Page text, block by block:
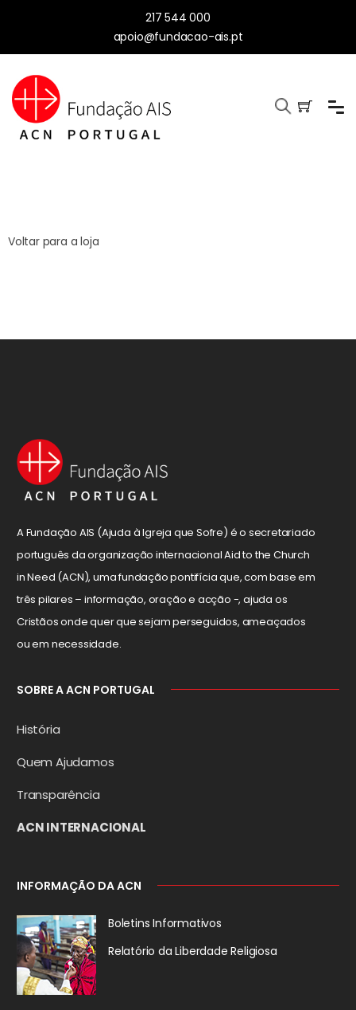
217 544 000
apoio@fundacao-ais.pt
Voltar para a loja
A Fundação AIS (Ajuda à Igreja que Sofre) é o secretariado
português da organização internacional Aid to the Church
in Need (ACN), uma fundação pontifícia que, com base em
três pilares – informação, oração e acção -, ajuda os
Cristãos onde quer que sejam perseguidos, ameaçados
ou em necessidade.
SOBRE A ACN PORTUGAL
História
Quem Ajudamos
Transparência
ACN INTERNACIONAL
INFORMAÇÃO DA ACN
Boletins Informativos
Relatório da Liberdade Religiosa